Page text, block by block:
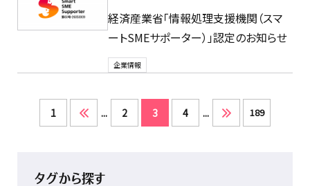
経済産業省「情報処理支援機関（スマ
ートSMEサポーター）」認定のお知らせ
企業情報
1 ... 2 3 4 ... 189
タグから探す